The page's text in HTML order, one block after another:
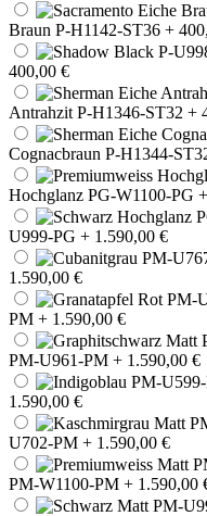
Braun P-H1142-ST36 +
400,00 €
Antrahzit P-H1346-ST32 +
Cognacbraun P-H1344-
Hochglanz PG-W1100-PG
U999-PG + 1.590,00 €
1.590,00 €
PM + 1.590,00 €
PM-U961-PM + 1.590,00 €
1.590,00 €
U702-PM + 1.590,00 €
PM-W1100-PM + 1.590,00